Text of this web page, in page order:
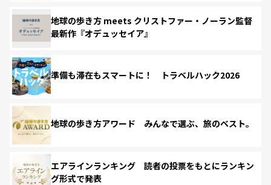
地球の歩き方 meets クリストファー・ノーラン監督
最新作『オデュッセイア』
準備も滞在もスマートに！ トラベルハック2026
地球の歩き方アワード みんなで選ぶ、旅のベスト。
エアラインランキング 読者の投票をもとにランキン
グ形式で発表